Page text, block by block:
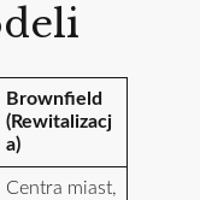
Brownfield
(Rewitalizacj
a)
Centra miast,